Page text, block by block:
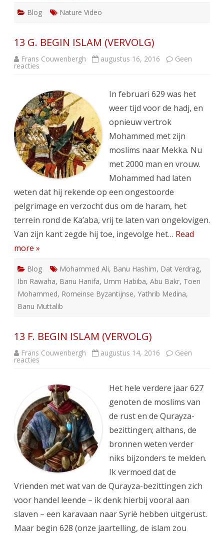
Blog Nature Video
13 G. BEGIN ISLAM (VERVOLG)
Frans Couwenbergh augustus 16, 2016 Geen
reacties
ISLAM
(VERVOLG)
In februari 629 was het
weer tijd voor de hadj, en
opnieuw vertrok
Mohammed met zijn
moslims naar Mekka. Nu
met 2000 man en vrouw.
Mohammed had laten
weten dat hij rekende op een ongestoorde
pelgrimage en verzocht dus om de haram, het
terrein rond de Ka’aba, vrij te laten van ongelovigen.
Van zijn kant zegde hij toe, ingevolge het… Read
more »
Blog Mohammed Ali, Banu Hashim, Dat Verdrag,
Ibn Rawaha, Banu Hanifa, Umm Habiba, Abu Bakr, Toen
Mohammed, Romeinse Byzantijnse, Yathrib Medina,
Banu Muttalib
13 F. BEGIN ISLAM (VERVOLG)
Frans Couwenbergh augustus 14, 2016 Geen
reacties
ISLAM
(VERVOLG)
Het hele verdere jaar 627
genoten de moslims van
de rust en de Qurayza-
bezittingen; althans, de
bronnen weten verder
niks bijzonders te melden.
Ik vermoed dat de
Vrienden met wat van de Qurayza-bezittingen zich
voor handel leende – ik denk hierbij vooral aan
slaven – een karavaan naar Syrië hebben uitgerust.
Maar begin 628 (onze jaartelling, de islam zou